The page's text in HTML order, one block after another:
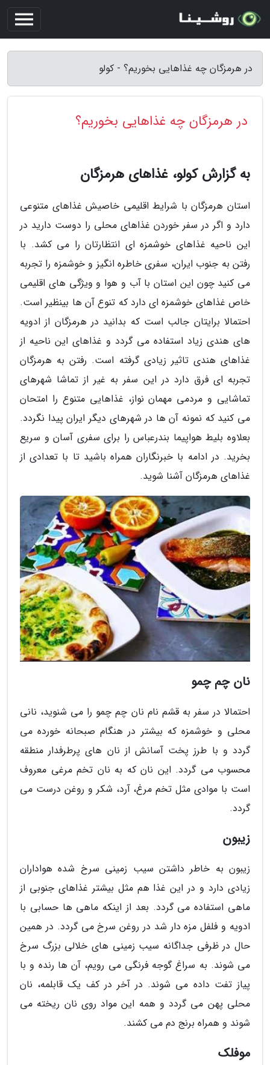
در هرمزگان چه غذاهایی بخوریم؟ - کولو
در هرمزگان چه غذاهایی بخوریم؟
به گزارش کولو، غذاهای هرمزگان
استان هرمزگان با شرایط اقلیمی خاصیش غذاهای متنوعی
دارد و اگر در سفر خوردن غذاهای محلی را دوست دارید در
این ناحیه غذاهای خوشمزه ای انتظارتان را می کشد. با
رفتن به جنوب ایران، سفری خاطره انگیز و خوشمزه را تجربه
می کنید چون این استان با آب و هوا و ویژگی های اقلیمی
خاص غذاهای خوشمزه ای دارد که تنوع آن ها بینظیر است.
احتمالا برایتان جالب است که بدانید در هرمزگان از ادویه
های هندی زیاد استفاده می گردد و غذاهای این ناحیه از
غذاهای هندی تاثیر زیادی گرفته است. رفتن به هرمزگان
تجربه ای فرق دارد در این سفر به غیر از تماشا شهرهای
تماشایی و مردمی مهمان نواز، غذاهایی متنوع را امتحان
می کنید که نمونه آن ها در شهرهای دیگر ایران پیدا نگردد.
بعلاوه بلیط هواپیما بندرعباس را برای سفری آسان و سریع
بخرید. در ادامه با خبرنگاران همراه باشید تا با تعدادی از
غذاهای هرمزگان آشنا شوید.
نان چم چمو
احتمالا در سفر به قشم نام نان چم چمو را می شنوید، نانی
محلی و خوشمزه که بیشتر در هنگام صبحانه خورده می
گردد و با طرز پخت آسانش از نان های پرطرفدار منطقه
محسوب می گردد. این نان که به نان تخم مرغی معروف
است با موادی مثل تخم مرغ، آرد، شکر و روغن درست می
گردد.
زیبون
زیبون به خاطر داشتن سیب زمینی سرخ شده هواداران
زیادی دارد و در این غذا هم مثل بیشتر غذاهای جنوبی از
ماهی استفاده می گردد. بعد از اینکه ماهی ها حسابی با
ادویه و فلفل مزه دار شد در روغن سرخ می گردد. در همین
حال در ظرفی جداگانه سیب زمینی های خلالی بزرگ سرخ
می شوند. به سراغ گوجه فرنگی می رویم، آن ها رنده و با
پیاز تفت داده می شوند. در آخر در کف یک قابلمه، نان
محلی پهن می گردد و همه این مواد روی نان ریخته می
شوند و همراه برنج دم می کشند.
موفلک